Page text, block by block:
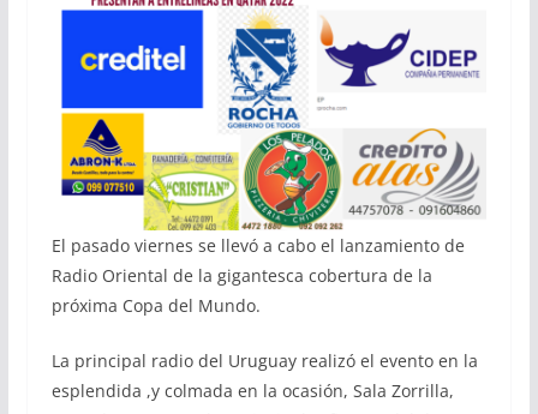
El pasado viernes se llevó a cabo el lanzamiento de
Radio Oriental de la gigantesca cobertura de la
próxima Copa del Mundo.
La principal radio del Uruguay realizó el evento en la
esplendida ,y colmada en la ocasión, Sala Zorrilla,